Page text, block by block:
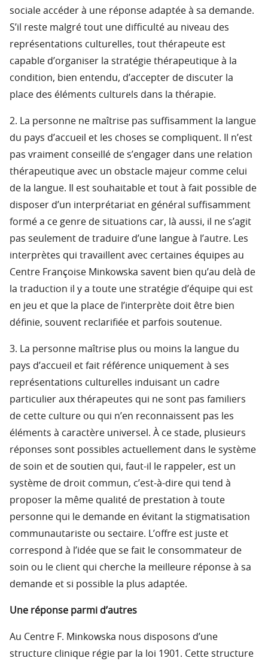
sociale accéder à une réponse adaptée à sa demande.
S’il reste malgré tout une difficulté au niveau des
représentations culturelles, tout thérapeute est
capable d’organiser la stratégie thérapeutique à la
condition, bien entendu, d’accepter de discuter la
place des éléments culturels dans la thérapie.
2. La personne ne maîtrise pas suffisamment la langue
du pays d’accueil et les choses se compliquent. Il n’est
pas vraiment conseillé de s’engager dans une relation
thérapeutique avec un obstacle majeur comme celui
de la langue. Il est souhaitable et tout à fait possible de
disposer d’un interprétariat en général suffisamment
formé a ce genre de situations car, là aussi, il ne s’agit
pas seulement de traduire d’une langue à l’autre. Les
interprètes qui travaillent avec certaines équipes au
Centre Françoise Minkowska savent bien qu’au delà de
la traduction il y a toute une stratégie d’équipe qui est
en jeu et que la place de l’interprète doit être bien
définie, souvent reclarifiée et parfois soutenue.
3. La personne maîtrise plus ou moins la langue du
pays d’accueil et fait référence uniquement à ses
représentations culturelles induisant un cadre
particulier aux thérapeutes qui ne sont pas familiers
de cette culture ou qui n’en reconnaissent pas les
éléments à caractère universel. À ce stade, plusieurs
réponses sont possibles actuellement dans le système
de soin et de soutien qui, faut-il le rappeler, est un
système de droit commun, c’est-à-dire qui tend à
proposer la même qualité de prestation à toute
personne qui le demande en évitant la stigmatisation
communautariste ou sectaire. L’offre est juste et
correspond à l’idée que se fait le consommateur de
soin ou le client qui cherche la meilleure réponse à sa
demande et si possible la plus adaptée.
Une réponse parmi d’autres
Au Centre F. Minkowska nous disposons d’une
structure clinique régie par la loi 1901. Cette structure